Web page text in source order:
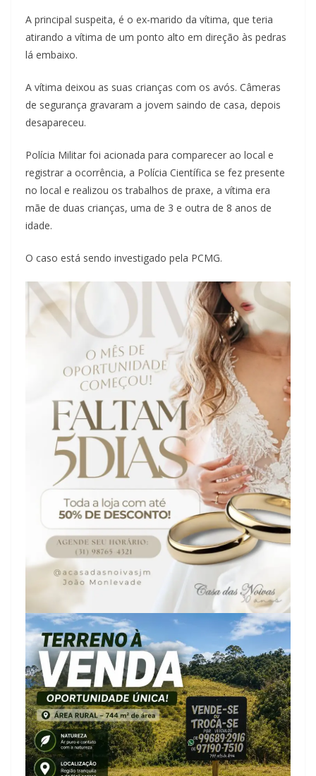
A principal suspeita, é o ex-marido da vítima, que teria
atirando a vítima de um ponto alto em direção às pedras
lá embaixo.
A vítima deixou as suas crianças com os avós. Câmeras
de segurança gravaram a jovem saindo de casa, depois
desapareceu.
Polícia Militar foi acionada para comparecer ao local e
registrar a ocorrência, a Polícia Científica se fez presente
no local e realizou os trabalhos de praxe, a vítima era
mãe de duas crianças, uma de 3 e outra de 8 anos de
idade.
O caso está sendo investigado pela PCMG.